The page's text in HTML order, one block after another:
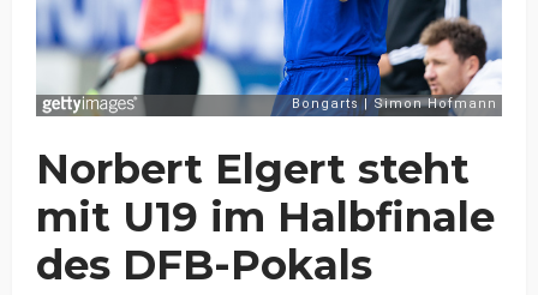
Norbert Elgert steht
mit U19 im Halbfinale
des DFB-Pokals